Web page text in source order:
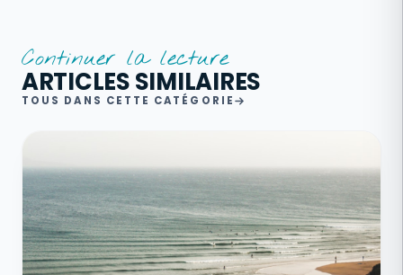
Continuer la lecture
ARTICLES SIMILAIRES
TOUS DANS CETTE CATÉGORIE